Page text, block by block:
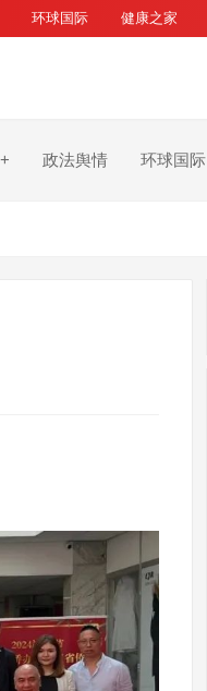
环球国际 健康之家
政法舆情 环球国际